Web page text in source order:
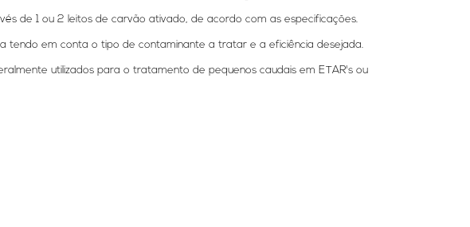
de 1 ou 2 leitos de carvão ativado, de acordo com as especificações.
tendo em conta o tipo de contaminante a tratar e a eficiência desejada.
utilizados para o tratamento de pequenos caudais em ETAR's ou